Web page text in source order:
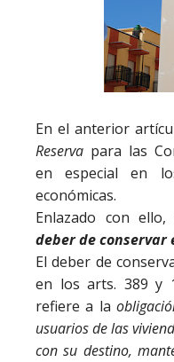
En el anterior
Reserva para las
en especial en
económicas.
Enlazado con
deber de conservar
El deber de
en los arts. 389 y
refiere a la
usuarios de las
con su destino,